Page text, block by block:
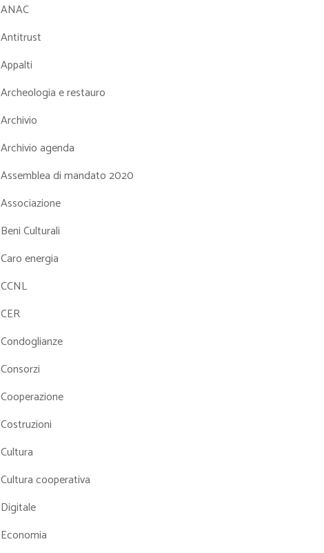
ANAC
Antitrust
Appalti
Archeologia e restauro
Archivio
Archivio agenda
Assemblea di mandato 2020
Associazione
Beni Culturali
Caro energia
CCNL
CER
Condoglianze
Consorzi
Cooperazione
Costruzioni
Cultura
Cultura cooperativa
Digitale
Economia